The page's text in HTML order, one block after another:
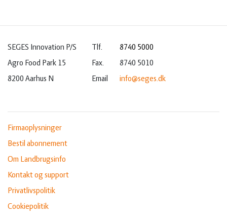
SEGES Innovation P/S
Agro Food Park 15
8200 Aarhus N
Tlf.
8740 5000
Fax.
8740 5010
Email
info@seges.dk
Firmaoplysninger
Bestil abonnement
Om Landbrugsinfo
Kontakt og support
Privatlivspolitik
Cookiepolitik